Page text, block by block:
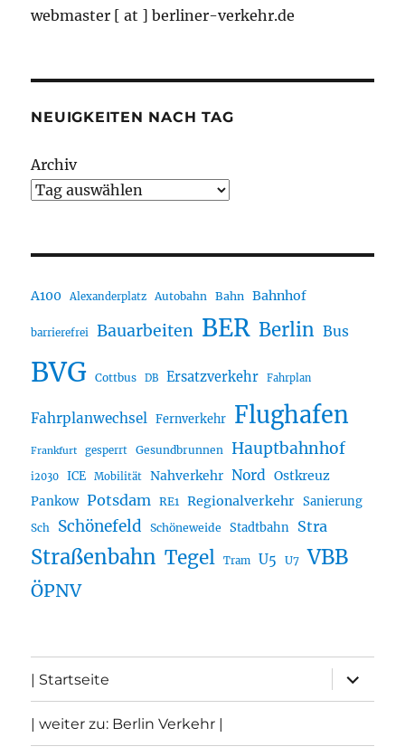
webmaster [ at ] berliner-verkehr.de
NEUIGKEITEN NACH TAG
Archiv
A100 Alexanderplatz Autobahn Bahn Bahnhof
barrierefrei Bauarbeiten BER Berlin Bus
BVG Cottbus DB Ersatzverkehr Fahrplan
Fahrplanwechsel Fernverkehr Flughafen
Frankfurt gesperrt Gesundbrunnen Hauptbahnhof
i2030 ICE Mobilität Nahverkehr Nord Ostkreuz
Pankow Potsdam RE1 Regionalverkehr Sanierung
Sch Schönefeld Schöneweide Stadtbahn Stra
Straßenbahn Tegel Tram U5 U7 VBB
ÖPNV
| Startseite
öffnen
| weiter zu: Berlin Verkehr |